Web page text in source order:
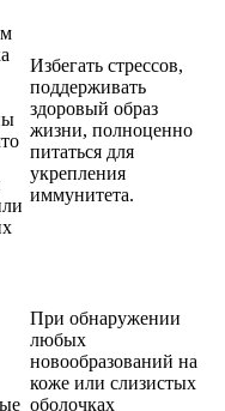
Избегать стрессов,
поддерживать
здоровый образ
жизни, полноценно
питаться для
укрепления
иммунитета.
При обнаружении
любых
новообразований на
коже или слизистых
оболочках